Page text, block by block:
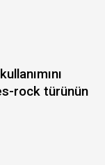
rock türünün